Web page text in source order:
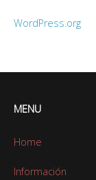
WordPress.org
MENU
Home
Información